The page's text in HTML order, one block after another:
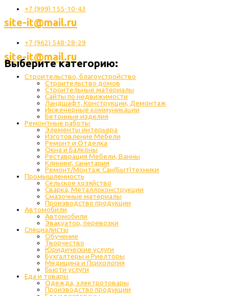
+7 (999) 155-10-43
site-it@mail.ru
+7 (962) 548-28-29
site-it@mail.ru
Выберите категорию:
Строительство, благоустройство
Строительство домов
Строительные материалы
Сайты по недвижимости
Ландшафт, Конструкции, Демонтаж
Инженерные коммуникации
Бетонные изделия
Ремонтные работы
Элементы интерьера
Изготовление Мебели
Ремонт и Отделка
Окна и Балконы
Реставрация Мебели, Ванны
Клининг, санитария
Ремонт/Монтаж Сан(Быт)техники
Промышленность
Cельское хозяйство
Сварка, Металлоконструкции
Cмазочные материалы
Производство продукции
Автомобили
Автомобили
Эвакуатор, перевозки
Специалисты
Обучение
Творчество
Юридические услуги
Бухгалтеры и Риелторы
Медицина и Психология
Бьюти услуги
Еда и товары
Одежда, электротовары
Производство продукции